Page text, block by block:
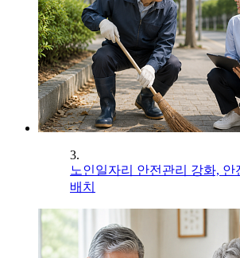
3.
노인일자리 안전관리 강화, 안
배치